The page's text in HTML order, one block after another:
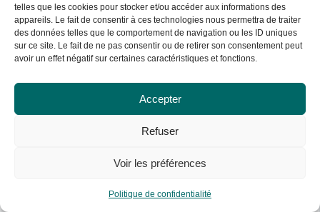
telles que les cookies pour stocker et/ou accéder aux informations des
appareils. Le fait de consentir à ces technologies nous permettra de traiter
des données telles que le comportement de navigation ou les ID uniques
sur ce site. Le fait de ne pas consentir ou de retirer son consentement peut
avoir un effet négatif sur certaines caractéristiques et fonctions.
Accepter
Refuser
Voir les préférences
Politique de confidentialité
TÉLÉPHONE